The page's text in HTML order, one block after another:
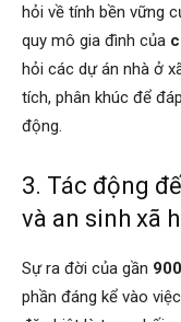
hỏi về tính bền vững
quy mô gia đình của
hỏi các dự án nhà ở
tích, phân khúc để
động.
3. Tác động
và an sinh xã
Sự ra đời của gần
phần đáng kể vào